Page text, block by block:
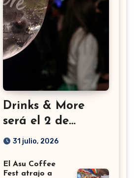
Drinks & More
será el 2 de
setiembre en el
31 julio, 2026
El Asu Coffee
Fest atrajo a